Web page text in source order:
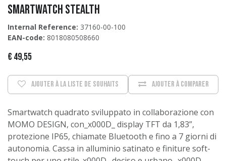
Smartwatch Stealth
Internal Reference: 37160-00-100
EAN-code: 8018080508660
€ 49,55
Ajouter à comparer
Ajouter à la liste de souhaits
Smartwatch quadrato sviluppato in collaborazione con
MOMO DESIGN, con_x000D_ display TFT da 1,83”,
protezione IP65, chiamate Bluetooth e fino a 7 giorni di
autonomia. Cassa in alluminio satinato e finiture soft-